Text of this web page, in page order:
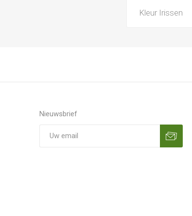
Kleur Irissen
Nieuwsbrief